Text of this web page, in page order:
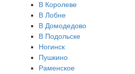
В Королеве
В Лобне
В Домодедово
В Подольске
Ногинск
Пушкино
Раменское